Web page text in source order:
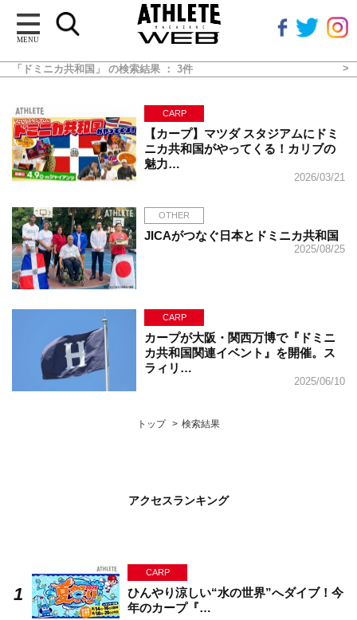
MENU
「ドミニカ共和国」 の検索結果 ： 3件
CARP
【カープ】マツダ スタジアムにドミ
ニカ共和国がやってくる！カリブの
魅力…
2026/03/21
OTHER
JICAがつなぐ日本とドミニカ共和国
2025/08/25
CARP
カープが大阪・関西万博で『ドミニ
カ共和国関連イベント』を開催。ス
ラィリ…
2025/06/10
トップ 検索結果
アクセスランキング
CARP
ひんやり涼しい“水の世界”へダイブ！今
年のカープ『…